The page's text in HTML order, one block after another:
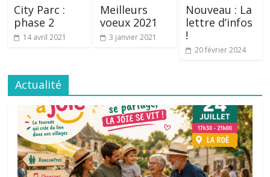
City Parc :
phase 2
14 avril 2021
Meilleurs
voeux 2021
3 janvier 2021
Nouveau : La
lettre d’infos
!
20 février 2024
Actualité